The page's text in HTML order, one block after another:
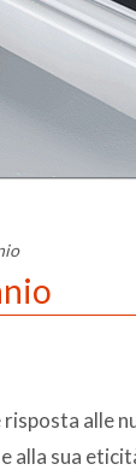
risposta alle
sua